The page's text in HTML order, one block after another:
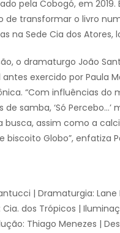
pela Cobogó, em
de transformar o livro
na Sede Cia dos Atores,
o dramaturgo João
exercido por Paula
“Com influências
de samba, ‘Só
busca, assim como a
biscoito Globo”, enfatiza
| Dramaturgia:
dos Trópicos |
Thiago Menezes |